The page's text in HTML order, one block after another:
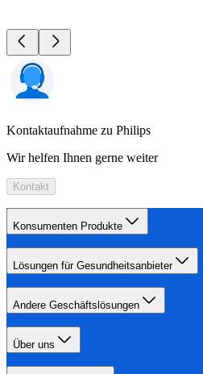
Kontaktaufnahme zu Philips
Wir helfen Ihnen gerne weiter
Kontakt
Konsumenten Produkte
Lösungen für Gesundheitsanbieter
Andere Geschäftslösungen
Über uns